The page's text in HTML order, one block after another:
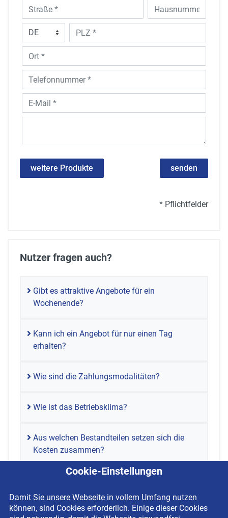
Nutzer fragen auch?
Gibt es attraktive Angebote für ein
Wochenende?
Kann ich ein Angebot für nur einen Tag
erhalten?
Wie sind die Zahlungsmodalitäten?
Wie ist das Betriebsklima?
Aus welchen Bestandteilen setzen sich die
Kosten zusammen?
weitere Produkte senden
* Pflichtfelder
Cookie-Einstellungen
Damit Sie unsere Webseite in vollem Umfang nutzen
können, sind Cookies erforderlich. Einige dieser Cookies